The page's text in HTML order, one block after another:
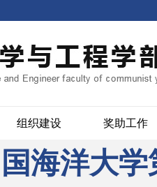
组织建设 奖助工作
海洋大